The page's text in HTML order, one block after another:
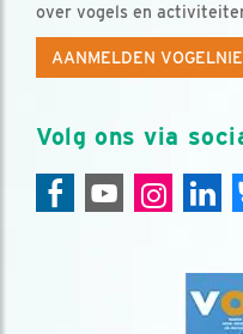
over vogels en
AANMELDEN
Volg ons via